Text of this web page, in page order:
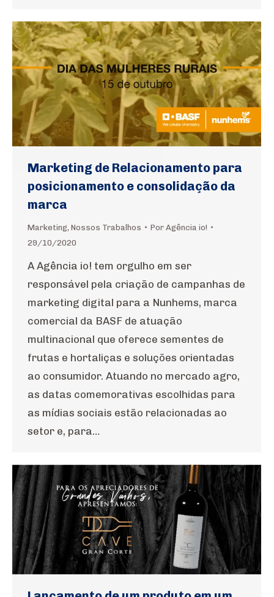
Marketing de Relacionamento para
posicionamento e consolidação da
marca
Marketing, Nossos Trabalhos Por Agência io!
29/10/2020
A Agência io! tem orgulho em ser
responsável pela criação de campanhas de
marketing digital para a Nunhems, marca
comercial da BASF de atuação
multinacional que oferece sementes de
frutas e hortaliças e soluções orientadas
ao consumidor. Atuando no mercado agro,
as datas comemorativas escolhidas para
as mídias sociais estão relacionadas ao
setor e, para…